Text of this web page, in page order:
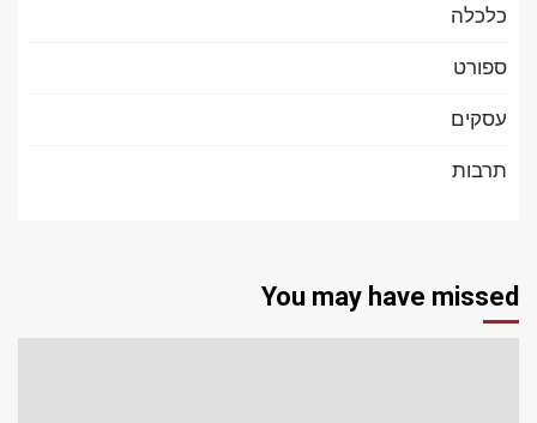
כלכלה
ספורט
עסקים
תרבות
You may have missed